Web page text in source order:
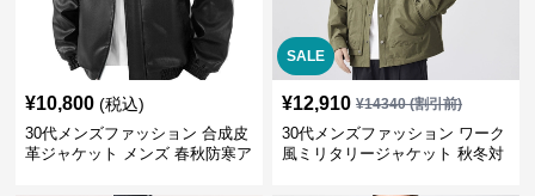
¥10,800 (税込)
30代メンズファッション 合成皮
革ジャケット メンズ 春秋防寒ア
SALE
¥12,910 ¥14340(割引前)
30代メンズファッション ワーク
風ミリタリージャケット 秋冬対